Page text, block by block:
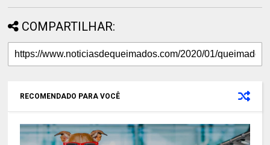
COMPARTILHAR:
RECOMENDADO PARA VOCÊ